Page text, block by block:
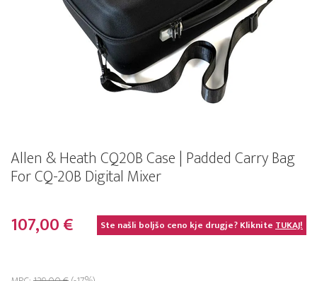
Allen & Heath CQ20B Case | Padded Carry Bag
For CQ-20B Digital Mixer
107,00 € Ste našli boljšo ceno kje drugje? KlikniteTUKAJ!